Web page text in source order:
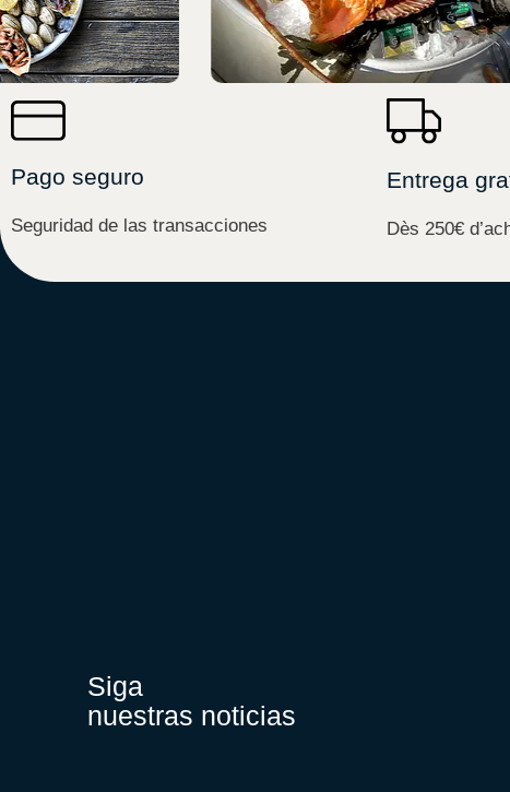
Pago seguro
Seguridad de las transacciones
Entrega
Dès 250€
Siga
nuestras noticias